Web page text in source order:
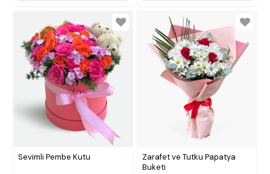
Sevimli Pembe Kutu
Zarafet ve Tutku Papatya
Buketi